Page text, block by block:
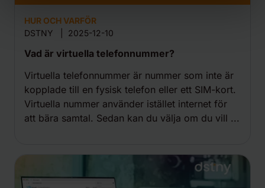
HUR OCH VARFÖR
DSTNY
2025-12-10
Vad är virtuella telefonnummer?
Virtuella telefonnummer är nummer som inte är
kopplade till en fysisk telefon eller ett SIM-kort.
Virtuella nummer använder istället internet för
att bära samtal. Sedan kan du välja om du vill ...